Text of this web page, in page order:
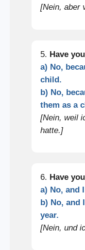
[Nein, aber
5. Have
a) No,
child.
b) No,
them as a
[Nein, weil
hatte.]
6. Have
a) No, and
b) No, and
year.
[Nein, und